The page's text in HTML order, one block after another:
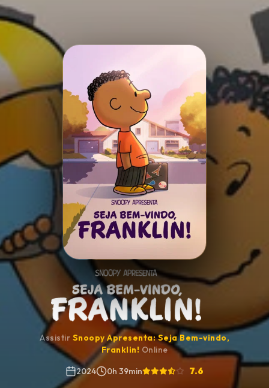
Minha Lista
Pesquisar
Assistir Snoopy Apresenta: Seja Bem-vindo,
Franklin! Online
2024
0h 39min 7.6